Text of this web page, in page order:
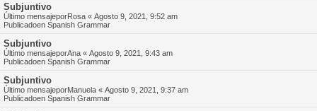
Subjuntivo
Último mensajeporRosa « Agosto 9, 2021, 9:52 am
Publicadoen Spanish Grammar
Subjuntivo
Último mensajeporAna « Agosto 9, 2021, 9:43 am
Publicadoen Spanish Grammar
Subjuntivo
Último mensajeporManuela « Agosto 9, 2021, 9:37 am
Publicadoen Spanish Grammar